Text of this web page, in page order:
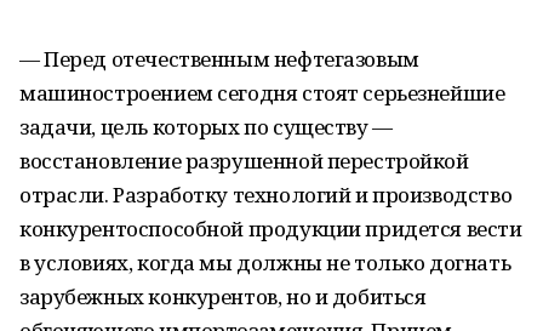
— Перед отечественным нефтегазовым
машиностроением сегодня стоят серьезнейшие
задачи, цель которых по существу —
восстановление разрушенной перестройкой
отрасли. Разработку технологий и производство
конкурентоспособной продукции придется вести
в условиях, когда мы должны не только догнать
зарубежных конкурентов, но и добиться